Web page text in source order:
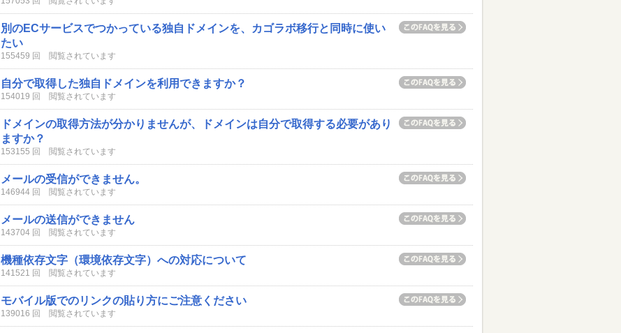
別のECサービスでつかっている独自ドメインを、カゴラボ移行と同時に使い
たい
155459 回 閲覧されています
自分で取得した独自ドメインを利用できますか？
154019 回 閲覧されています
ドメインの取得方法が分かりませんが、ドメインは自分で取得する必要があり
ますか？
153155 回 閲覧されています
メールの受信ができません。
146944 回 閲覧されています
メールの送信ができません
143704 回 閲覧されています
機種依存文字（環境依存文字）への対応について
141521 回 閲覧されています
モバイル版でのリンクの貼り方にご注意ください
139016 回 閲覧されています